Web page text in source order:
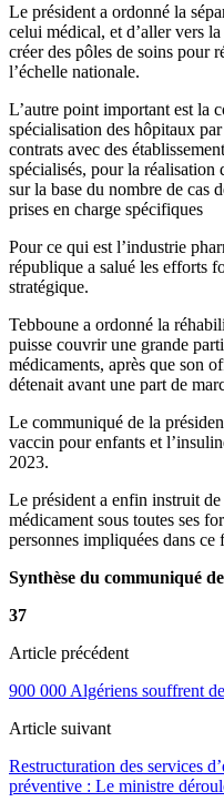
Le président a ordonné la
celui médical, et d’aller vers
créer des pôles de soins pour
l’échelle nationale.
L’autre point important est la
spécialisation des hôpitaux
contrats avec des
spécialisés, pour la réalisation
sur la base du nombre de cas
prises en charge spécifiques
Pour ce qui est l’industrie
république a salué les efforts
stratégique.
Tebboune a ordonné la
puisse couvrir une grande
médicaments, après que son
détenait avant une part de
Le communiqué de la
vaccin pour enfants et
2023.
Le président a enfin instruit
médicament sous toutes ses
personnes impliquées dans ce
Synthèse du communiqué
37
Article précédent
900 000 Algériens souffrent
Article suivant
Restructuration des services
préventive : Le ministre